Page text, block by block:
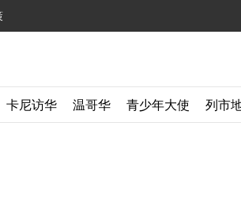
卡尼访华 温哥华 青少年大使 列市